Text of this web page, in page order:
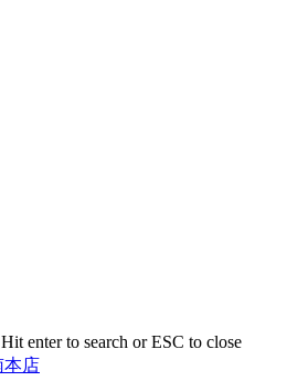
Hit enter to search or ESC to close